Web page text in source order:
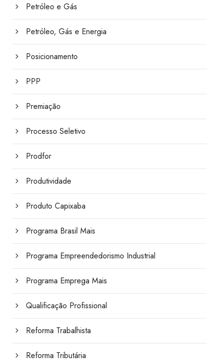
Petróleo e Gás
Petróleo, Gás e Energia
Posicionamento
PPP
Premiação
Processo Seletivo
Prodfor
Produtividade
Produto Capixaba
Programa Brasil Mais
Programa Empreendedorismo Industrial
Programa Emprega Mais
Qualificação Profissional
Reforma Trabalhista
Reforma Tributária